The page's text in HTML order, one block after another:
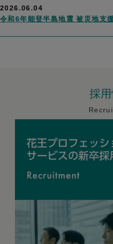
2026.06.04
令和6年能登半島地震 被災地支
採